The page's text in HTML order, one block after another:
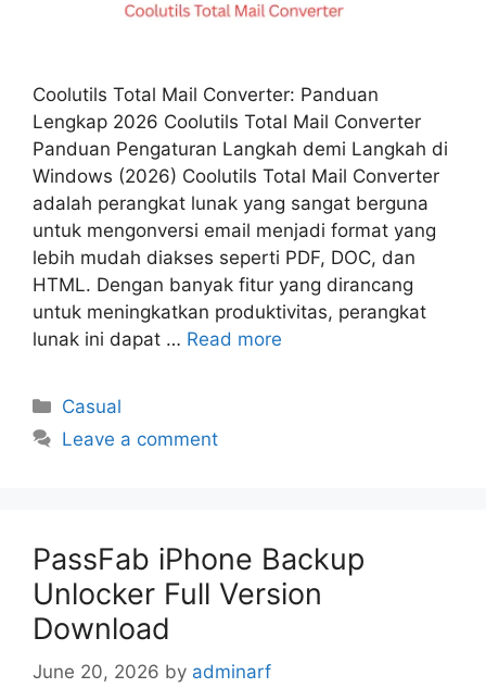
Coolutils Total Mail Converter: Panduan
Lengkap 2026 Coolutils Total Mail Converter
Panduan Pengaturan Langkah demi Langkah di
Windows (2026) Coolutils Total Mail Converter
adalah perangkat lunak yang sangat berguna
untuk mengonversi email menjadi format yang
lebih mudah diakses seperti PDF, DOC, dan
HTML. Dengan banyak fitur yang dirancang
untuk meningkatkan produktivitas, perangkat
lunak ini dapat … Read more
Categories
Casual
Leave a comment
PassFab iPhone Backup
Unlocker Full Version
Download
June 20, 2026 by adminarf